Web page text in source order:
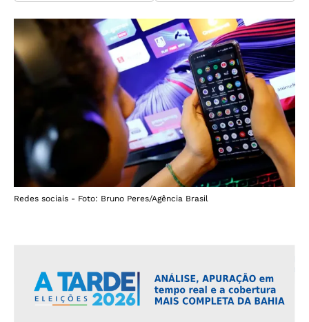
Redes sociais - Foto: Bruno Peres/Agência Brasil